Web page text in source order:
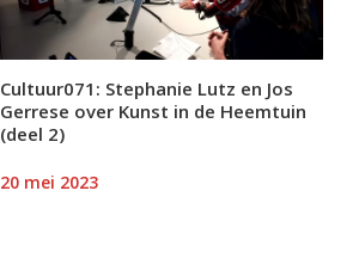
Cultuur071: Stephanie Lutz en Jos
Gerrese over Kunst in de Heemtuin
(deel 2)
20 mei 2023